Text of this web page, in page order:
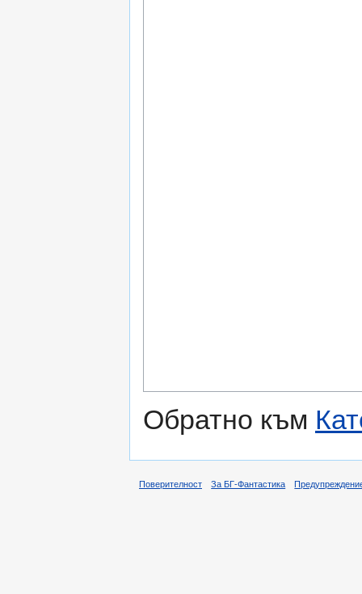
Обратно към
Поверителност За БГ-Фантастика